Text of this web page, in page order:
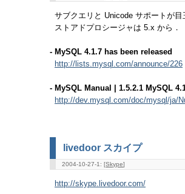
サブクエリと Unicode サポートが目
ストアドプロシージャは 5.x から．
- MySQL 4.1.7 has been released
http://lists.mysql.com/announce/226
- MySQL Manual | 1.5.2.1 MySQL
http://dev.mysql.com/doc/mysql/ja/
livedoor スカイプ
2004-10-27-1: [Skype]
http://skype.livedoor.com/